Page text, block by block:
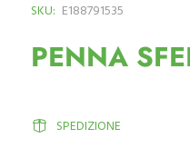
SKU: E188791535
PENNA
SPEDIZIONE